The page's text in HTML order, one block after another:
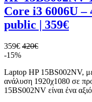
Core i3 6006U –
public | 359€
359€ 420€
-15%
Laptop HP 15BS002NV,
ανάλυση 1920χ1080 σε
15BS002NV είναι ένα